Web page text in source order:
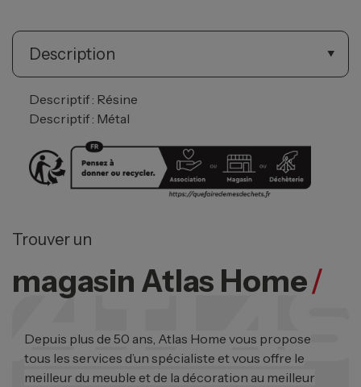
Description
Descriptif : Résine
Descriptif : Métal
Trouver un
magasin Atlas Home/
Depuis plus de 50 ans, Atlas Home vous propose
tous les services d’un spécialiste et vous offre le
meilleur du meuble et de la décoration au meilleur